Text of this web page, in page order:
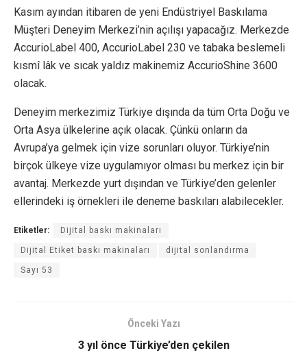
Kasım ayından itibaren de yeni Endüstriyel Baskılama
Müşteri Deneyim Merkezi’nin açılışı yapacağız. Merkezde
AccurioLabel 400, AccurioLabel 230 ve tabaka beslemeli
kısmî lâk ve sıcak yaldız makinemiz AccurioShine 3600
olacak.
Deneyim merkezimiz Türkiye dışında da tüm Orta Doğu ve
Orta Asya ülkelerine açık olacak. Çünkü onların da
Avrupa’ya gelmek için vize sorunları oluyor. Türkiye’nin
birçok ülkeye vize uygulamıyor olması bu merkez için bir
avantaj. Merkezde yurt dışından ve Türkiye’den gelenler
ellerindeki iş örnekleri ile deneme baskıları alabilecekler.
Etiketler: Dijital baskı makinaları
Dijital Etiket baskı makinaları dijital sonlandırma
Sayı 53
Önceki Yazı
3 yıl önce Türkiye’den çekilen